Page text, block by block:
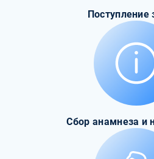
Поступление
Сбор анамнеза и